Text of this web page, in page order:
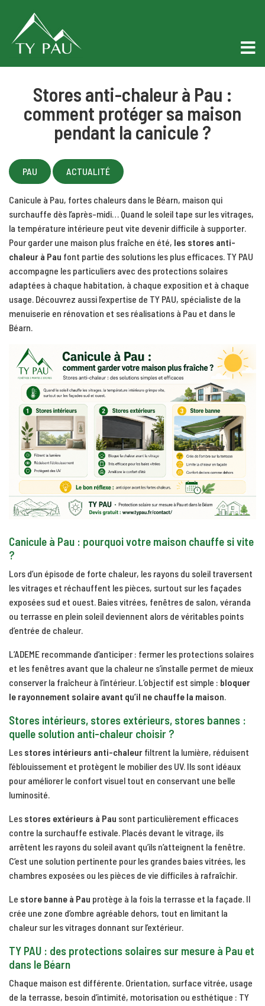
Stores anti-chaleur à Pau :
comment protéger sa maison
pendant la canicule ?
PAU ACTUALITÉ
Canicule à Pau, fortes chaleurs dans le Béarn, maison qui
surchauffe dès l’après-midi… Quand le soleil tape sur les vitrages,
la température intérieure peut vite devenir difficile à supporter.
Pour garder une maison plus fraîche en été, les stores anti-
chaleur à Pau font partie des solutions les plus efficaces. TY PAU
accompagne les particuliers avec des protections solaires
adaptées à chaque habitation, à chaque exposition et à chaque
usage. Découvrez aussi l’expertise de TY PAU, spécialiste de la
menuiserie en rénovation et ses réalisations à Pau et dans le
Béarn.
Canicule à Pau : pourquoi votre maison chauffe si vite
?
Lors d’un épisode de forte chaleur, les rayons du soleil traversent
les vitrages et réchauffent les pièces, surtout sur les façades
exposées sud et ouest. Baies vitrées, fenêtres de salon, véranda
ou terrasse en plein soleil deviennent alors de véritables points
d’entrée de chaleur.
L’ADEME recommande d’anticiper : fermer les protections solaires
et les fenêtres avant que la chaleur ne s’installe permet de mieux
conserver la fraîcheur à l’intérieur. L’objectif est simple : bloquer
le rayonnement solaire avant qu’il ne chauffe la maison
Stores intérieurs, stores extérieurs, stores bannes :
quelle solution anti-chaleur choisir ?
Les stores intérieurs anti-chaleur filtrent la lumière, réduisent
l’éblouissement et protègent le mobilier des UV. Ils sont idéaux
pour améliorer le confort visuel tout en conservant une belle
luminosité.
Les stores extérieurs à Pau sont particulièrement efficaces
contre la surchauffe estivale. Placés devant le vitrage, ils
arrêtent les rayons du soleil avant qu’ils n’atteignent la fenêtre.
C’est une solution pertinente pour les grandes baies vitrées, les
chambres exposées ou les pièces de vie difficiles à rafraîchir.
Le store banne à Pau protège à la fois la terrasse et la façade. Il
crée une zone d’ombre agréable dehors, tout en limitant la
chaleur sur les vitrages donnant sur l’extérieur.
TY PAU : des protections solaires sur mesure à Pau et
dans le Béarn
Chaque maison est différente. Orientation, surface vitrée, usage
de la terrasse, besoin d’intimité, motorisation ou esthétique : TY